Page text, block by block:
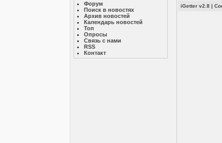
Форум
Поиск в новостях
Архив новостей
Календарь новостей
Топ
Опросы
Связь с нами
RSS
Контакт
iGetter v2.8 |